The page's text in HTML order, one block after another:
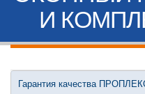
И
Гарантия качества